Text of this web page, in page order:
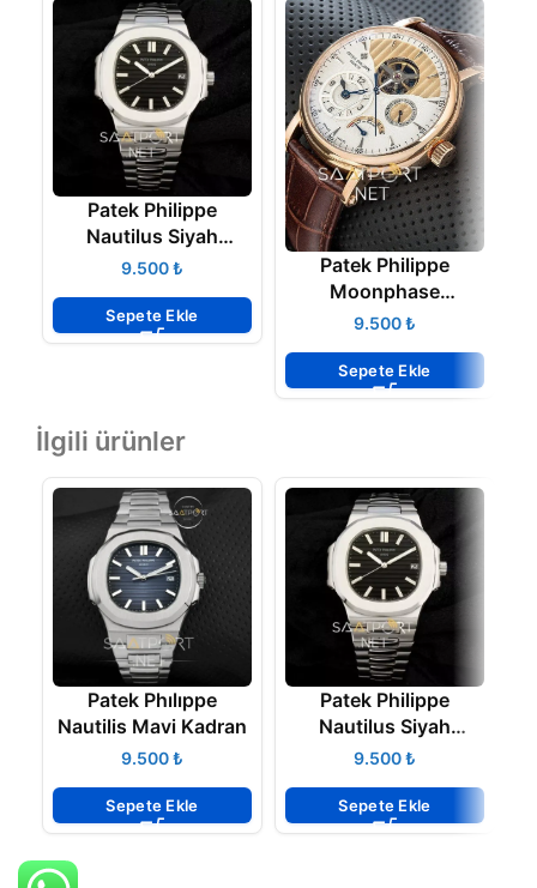
Patek Philippe
Nautilus Siyah
Kadran
₺
Sepete Ekle
Patek Philippe
Moonphase
Tourbillon Geneve
₺
Sepete Ekle
İlgili ürünler
Patek Phılıppe
Nautilis Mavi Kadran
₺
Sepete Ekle
Patek Philippe
Nautilus Siyah
Kadran
₺
Sepete Ekle